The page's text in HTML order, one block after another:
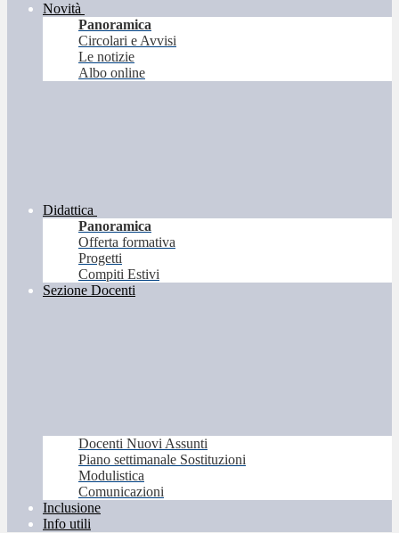
Novità
Panoramica
Circolari e Avvisi
Le notizie
Albo online
Didattica
Panoramica
Offerta formativa
Progetti
Compiti Estivi
Sezione Docenti
Docenti Nuovi Assunti
Piano settimanale Sostituzioni
Modulistica
Comunicazioni
Inclusione
Info utili